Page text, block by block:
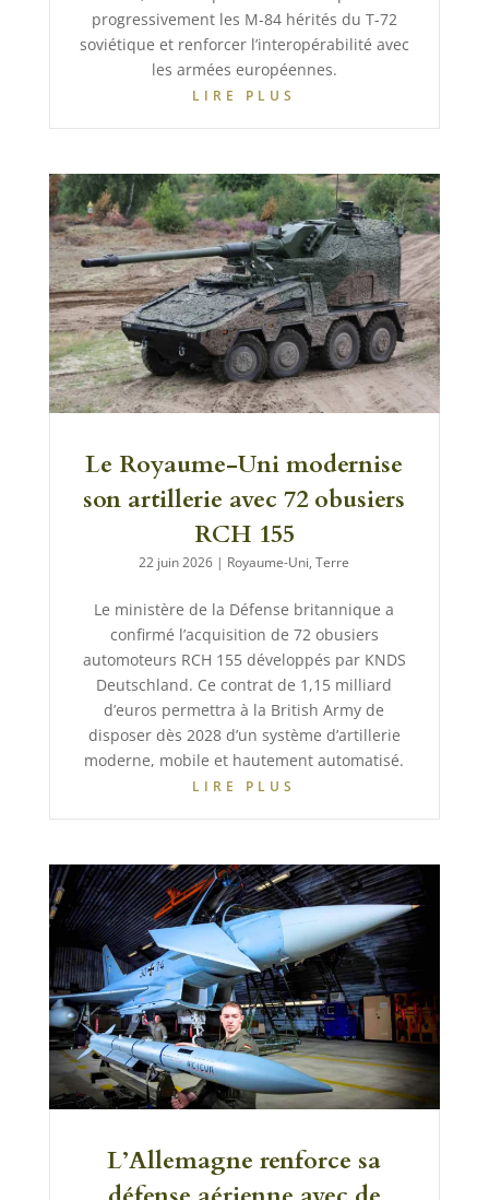
progressivement les M-84 hérités du T-72
soviétique et renforcer l’interopérabilité avec
les armées européennes.
LIRE PLUS
Le Royaume-Uni modernise
son artillerie avec 72 obusiers
RCH 155
22 juin 2026 | Royaume-Uni,Terre
Le ministère de la Défense britannique a
confirmé l’acquisition de 72 obusiers
automoteurs RCH 155 développés par KNDS
Deutschland. Ce contrat de 1,15 milliard
d’euros permettra à la British Army de
disposer dès 2028 d’un système d’artillerie
moderne, mobile et hautement automatisé.
LIRE PLUS
L’Allemagne renforce sa